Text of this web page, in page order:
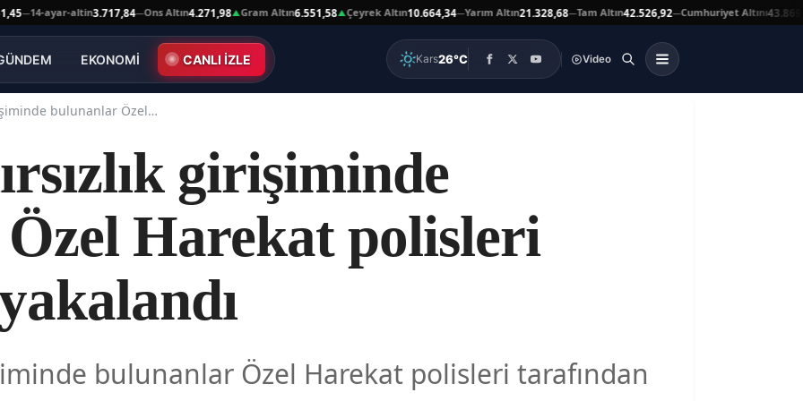
— 14-ayar-altin3.717,84—Ons Altın4.271,98▲ Gram Altın6.551,58▲ Çeyrek Altın10.664,34—Yarım Altın21.328,68— Tam Altın42.526,92— Cumhuriyet Altını43.869,00
EKONOMİ CANLI İZLE Kars26°C Video
Hatay’da hırsızlık girişiminde bulunanlar Özel Harekat polisleri tarafından yakalandı
girişiminde
Harekat polisleri
bulunanlar Özel Harekat polisleri tarafından